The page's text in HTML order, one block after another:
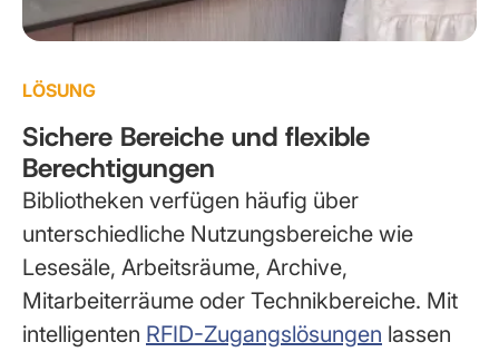
LÖSUNG
Sichere Bereiche und flexible
Berechtigungen
Bibliotheken verfügen häufig über
unterschiedliche Nutzungsbereiche wie
Lesesäle, Arbeitsräume, Archive,
Mitarbeiterräume oder Technikbereiche. Mit
intelligenten RFID-Zugangslösungen lassen